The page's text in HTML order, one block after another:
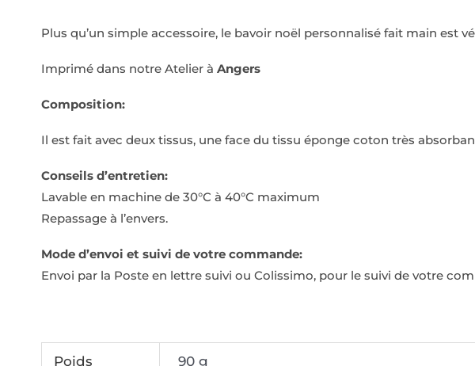
Plus qu’un simple accessoire, le bavoir noël personnalisé fait main
Imprimé dans notre Atelier à Angers
Composition:
Il est fait avec deux tissus, une face du tissu éponge coton très
Conseils d’entretien:
Lavable en machine de 30°C à 40°C maximum
Repassage à l’envers.
Mode d’envoi et suivi de votre commande:
Envoi par la Poste en lettre suivi ou Colissimo, pour le suivi de votre
Poids 90 g